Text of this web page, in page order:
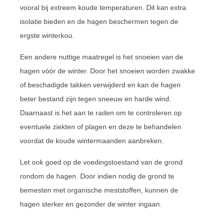
vooral bij extreem koude temperaturen. Dit kan extra
isolatie bieden en de hagen beschermen tegen de
ergste winterkou.
Een andere nuttige maatregel is het snoeien van de
hagen vóór de winter. Door het snoeien worden zwakke
of beschadigde takken verwijderd en kan de hagen
beter bestand zijn tegen sneeuw en harde wind.
Daarnaast is het aan te raden om te controleren op
eventuele ziekten of plagen en deze te behandelen
voordat de koude wintermaanden aanbreken.
Let ook goed op de voedingstoestand van de grond
rondom de hagen. Door indien nodig de grond te
bemesten met organische meststoffen, kunnen de
hagen sterker en gezonder de winter ingaan.